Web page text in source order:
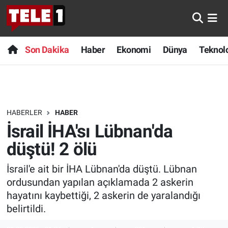
Son Dakika Haber Ekonomi Dünya
HABERLER HABER
İsrail İHA'sı Lübnan'da
düştü! 2 ölü
İsrail'e ait bir İHA Lübnan'da düştü. Lübnan
ordusundan yapılan açıklamada 2 askerin
hayatını kaybettiği, 2 askerin de yaralandığı
belirtildi.
Anında Manşet
Başka Sohbetler
Bilim turu
Bilim ve Teknoloji Evreni
Doğa Konuşuyor
Dünya
Son Dakika
Haber
Dünya
Teknoloji
Sağlık
Spor
Nöbetçi Eczaneler
Hava Durumu
Trafik Durumu
Süper Lig Puan Durumu ve Fikstür
Tüm Manşetler
Son Dakika Haberleri